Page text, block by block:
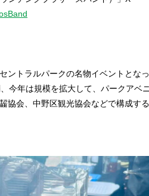
ントラルパークの名物イベントとな
今年は規模を拡大して、パークアベ
協会、中野区観光協会などで構成す